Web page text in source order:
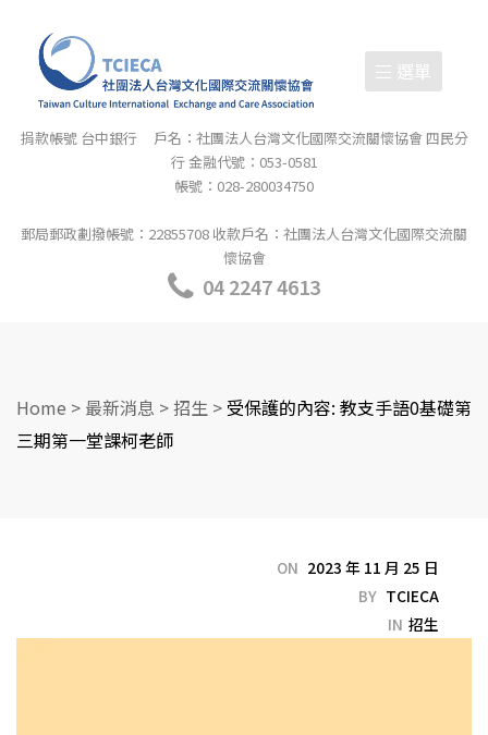
選單
捐款帳號 台中銀行 戶名：社團法人台灣文化國際交流關懷協會 四民分
行 金融代號：053-0581
帳號：028-280034750
郵局郵政劃撥帳號：22855708 收款戶名：社團法人台灣文化國際交流關
懷協會
04 2247 4613
Home > 最新消息 >招生 > 受保護的內容: 教支手語0基礎第
三期第一堂課柯老師
ON 2023 年 11 月 25 日
BY TCIECA
IN 招生